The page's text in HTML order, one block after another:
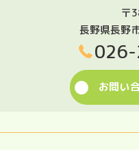
〒
長野県長野
お問い